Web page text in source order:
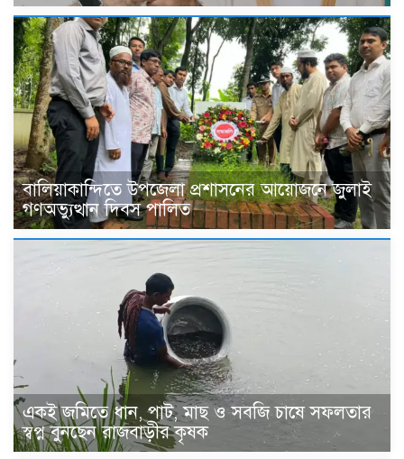
বালিয়াকান্দিতে উপজেলা প্রশাসনের আয়োজনে জুলাই
গণঅভ্যুত্থান দিবস পালিত
একই জমিতে ধান, পাট, মাছ ও সবজি চাষে সফলতার
স্বপ্ন বুনছেন রাজবাড়ীর কৃষক